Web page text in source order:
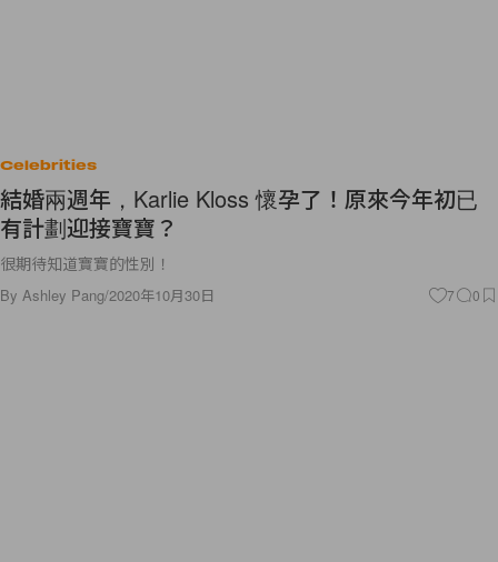
Celebrities
結婚兩週年，Karlie Kloss 懷孕了！原來今年初已
有計劃迎接寶寶？
很期待知道寶寶的性別！
By Ashley Pang/2020年10月30日 7 0